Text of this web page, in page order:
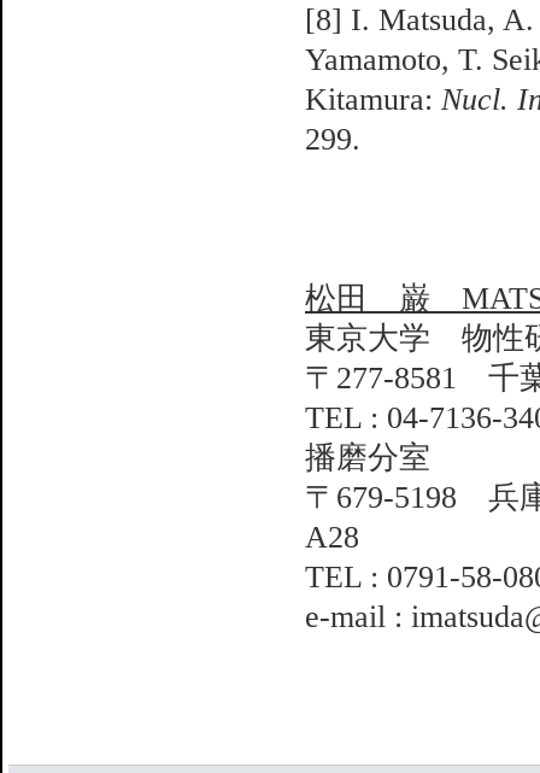
[8] I. Matsuda,
Yamamoto, T.
Kitamura: Nucl.
299.
松田 巌
東京大学 物性
〒277-8581 千
TEL : 04-7136-
播磨分室
〒679-5198 兵
A28
TEL : 0791-58-
e-mail :